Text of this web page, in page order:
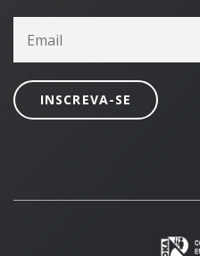
INSCREVA-SE